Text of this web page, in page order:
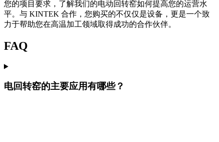
您的项目要求，了解我们的电动回转窑如何提高您的运营水
平。与 KINTEK 合作，您购买的不仅仅是设备，更是一个致
力于帮助您在高温加工领域取得成功的合作伙伴。
FAQ
电回转窑的主要应用有哪些？